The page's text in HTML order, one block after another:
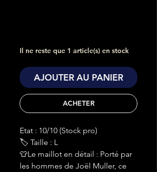
Il ne reste que 1 article(s) en stock
AJOUTER AU PANIER
ACHETER
Etat : 10/10 (Stock pro)
🏷 Taille : L
👕Le maillot en détail : Porté par
les hommes de Joël Muller, ce